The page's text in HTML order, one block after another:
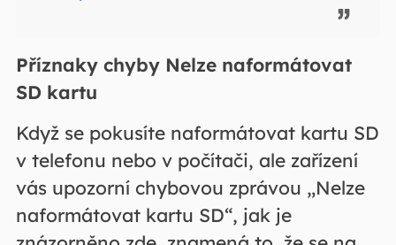
Příznaky chyby Nelze naformátovat
SD kartu
Když se pokusíte naformátovat kartu SD
v telefonu nebo v počítači, ale zařízení
vás upozorní chybovou zprávou „Nelze
naformátovat kartu SD“, jak je